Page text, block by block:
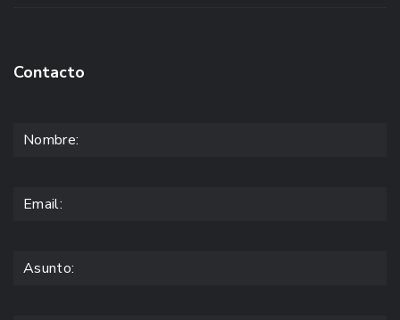
Contacto